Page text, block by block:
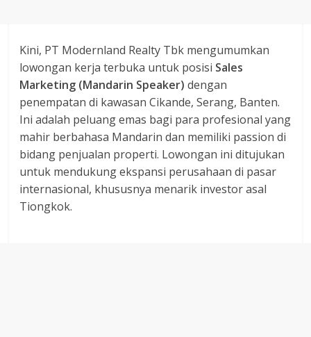
Kini, PT Modernland Realty Tbk mengumumkan
lowongan kerja terbuka untuk posisi Sales
Marketing (Mandarin Speaker) dengan
penempatan di kawasan Cikande, Serang, Banten.
Ini adalah peluang emas bagi para profesional yang
mahir berbahasa Mandarin dan memiliki passion di
bidang penjualan properti. Lowongan ini ditujukan
untuk mendukung ekspansi perusahaan di pasar
internasional, khususnya menarik investor asal
Tiongkok.